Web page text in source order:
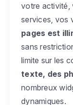
votre activité,
services, vos
pages est
sans
limite sur les
texte, des
nombreux
dynamiques.